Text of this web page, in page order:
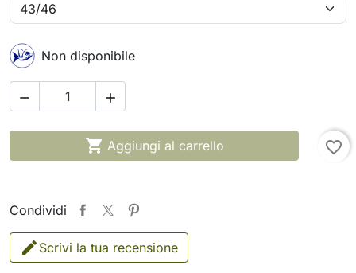
Non disponibile
 
 Aggiungi al carrello favorite_border
Condividi
Scrivi la tua recensione